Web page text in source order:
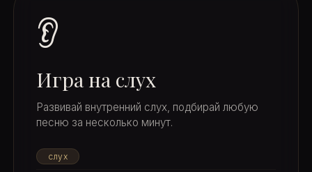
👂
Игра на слух
Развивай внутренний слух, подбирай любую
песню за несколько минут.
слух